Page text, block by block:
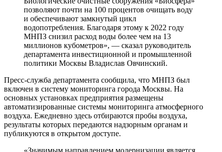
позволяют почти на 100 процентов очищать воду
и обеспечивают замкнутый цикл
водопотребления. Благодаря этому к 2022 году
МНПЗ снизил расход воды более чем на 13
миллионов кубометров», — сказал руководитель
департамента инвестиционной и промышленной
политики Москвы Владислав Овчинский.
Пресс-служба департамента сообщила, что МНПЗ был
включен в систему мониторинга города Москвы. На
основных установках предприятия размещены
автоматизированные системы мониторинга атмосферного
воздуха. Ежедневно здесь отбираются пробы воздуха,
результаты которых передаются надзорным органам и
публикуются в открытом доступе.
«Значимым направлением модернизации является